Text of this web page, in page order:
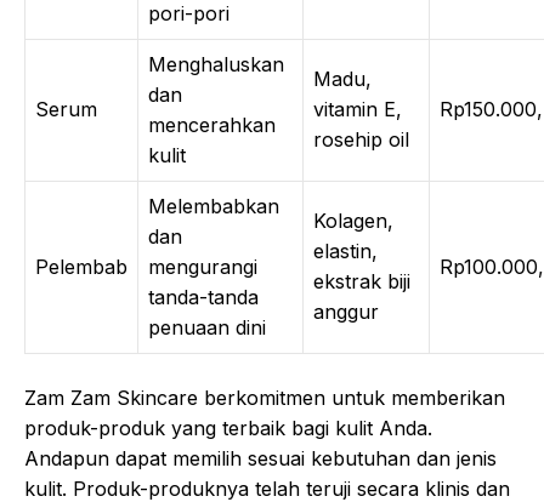
pori-pori
Serum
Menghaluskan
dan
mencerahkan
kulit
Madu,
vitamin E,
rosehip oil
Pelembab
Melembabkan
dan
mengurangi
tanda-tanda
penuaan dini
Kolagen,
elastin,
ekstrak biji
anggur
Zam Zam Skincare berkomitmen untuk memberikan
produk-produk yang terbaik bagi kulit Anda.
Andapun dapat memilih sesuai kebutuhan dan jenis
kulit. Produk-produknya telah teruji secara klinis dan